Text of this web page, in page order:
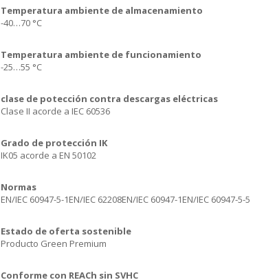
Temperatura ambiente de almacenamiento
-40…70 °C
Temperatura ambiente de funcionamiento
-25…55 °C
clase de potección contra descargas eléctricas
Clase II acorde a IEC 60536
Grado de protección IK
IK05 acorde a EN 50102
Normas
EN/IEC 60947-5-1EN/IEC 62208EN/IEC 60947-1EN/IEC 60947-5-5
Estado de oferta sostenible
Producto Green Premium
Conforme con REACh sin SVHC